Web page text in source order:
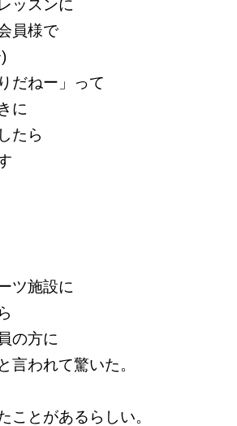
ッスンに
員様で
だねー」って
に
たら
ツ施設に
の方に
言われて驚いた。
ことがあるらしい。